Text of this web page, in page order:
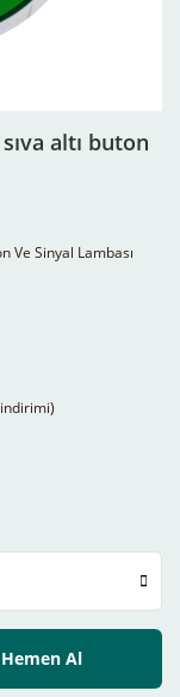
altı buton
Ve Sinyal Lambası
Hemen Al